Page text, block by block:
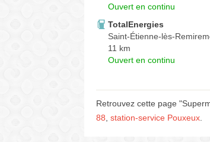
Ouvert en continu
TotalEnergies
Saint-Étienne-lès-
11 km
Ouvert en continu
Retrouvez cette page
88 station-service Pouxeux